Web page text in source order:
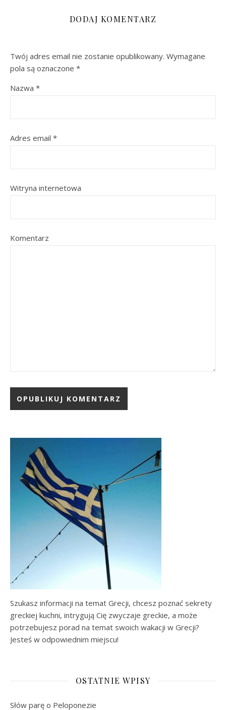
DODAJ KOMENTARZ
Twój adres email nie zostanie opublikowany. Wymagane
pola są oznaczone *
Nazwa *
Adres email *
Witryna internetowa
Komentarz
Szukasz informacji na temat Grecji, chcesz poznać sekrety
greckiej kuchni, intrygują Cię zwyczaje greckie, a może
potrzebujesz porad na temat swoich wakacji w Grecji?
Jesteś w odpowiednim miejscu!
OSTATNIE WPISY
Słów parę o Peloponezie